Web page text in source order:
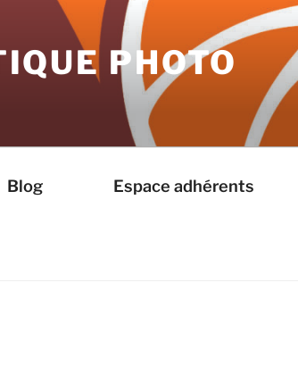
PHOTO
Blog Espace adhérents